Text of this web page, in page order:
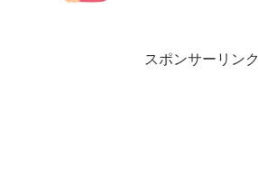
スポンサーリンク